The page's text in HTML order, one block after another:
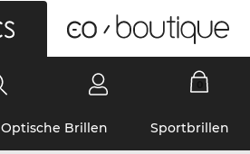
Optische Brillen Sportbrillen